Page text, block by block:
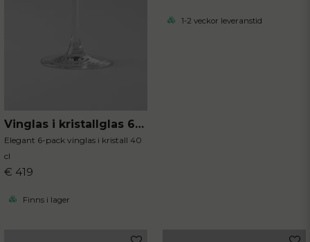
Vinglas i kristallglas 6-pack
Elegant 6-pack vinglas i kristall 40
cl
€ 419
Finns i lager
1-2 veckor leveranstid